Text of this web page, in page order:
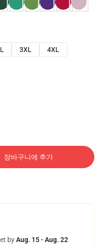
3XL
4XL
장바구니에 추가
byAug. 15 - Aug. 22